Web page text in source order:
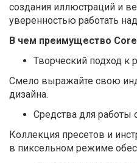
создания иллюстраций и
уверенностью работать
В чем преимущество
Творческий подход к
Смело выражайте свою
дизайна.
Средства для работы
Коллекция пресетов и
в пиксельном режиме